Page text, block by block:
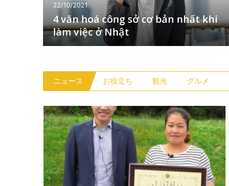
22/10/2021
4 văn hoá công sở cơ bản nhất khi
làm việc ở Nhật
ニュース お役立ち 観光 グルメ